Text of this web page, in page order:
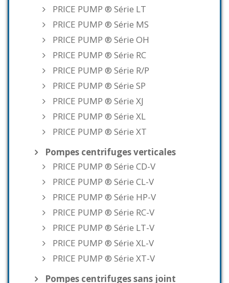
PRICE PUMP ® Série LT
PRICE PUMP ® Série MS
PRICE PUMP ® Série OH
PRICE PUMP ® Série RC
PRICE PUMP ® Série R/P
PRICE PUMP ® Série SP
PRICE PUMP ® Série XJ
PRICE PUMP ® Série XL
PRICE PUMP ® Série XT
Pompes centrifuges verticales
PRICE PUMP ® Série CD-V
PRICE PUMP ® Série CL-V
PRICE PUMP ® Série HP-V
PRICE PUMP ® Série RC-V
PRICE PUMP ® Série LT-V
PRICE PUMP ® Série XL-V
PRICE PUMP ® Série XT-V
Pompes centrifuges sans joint